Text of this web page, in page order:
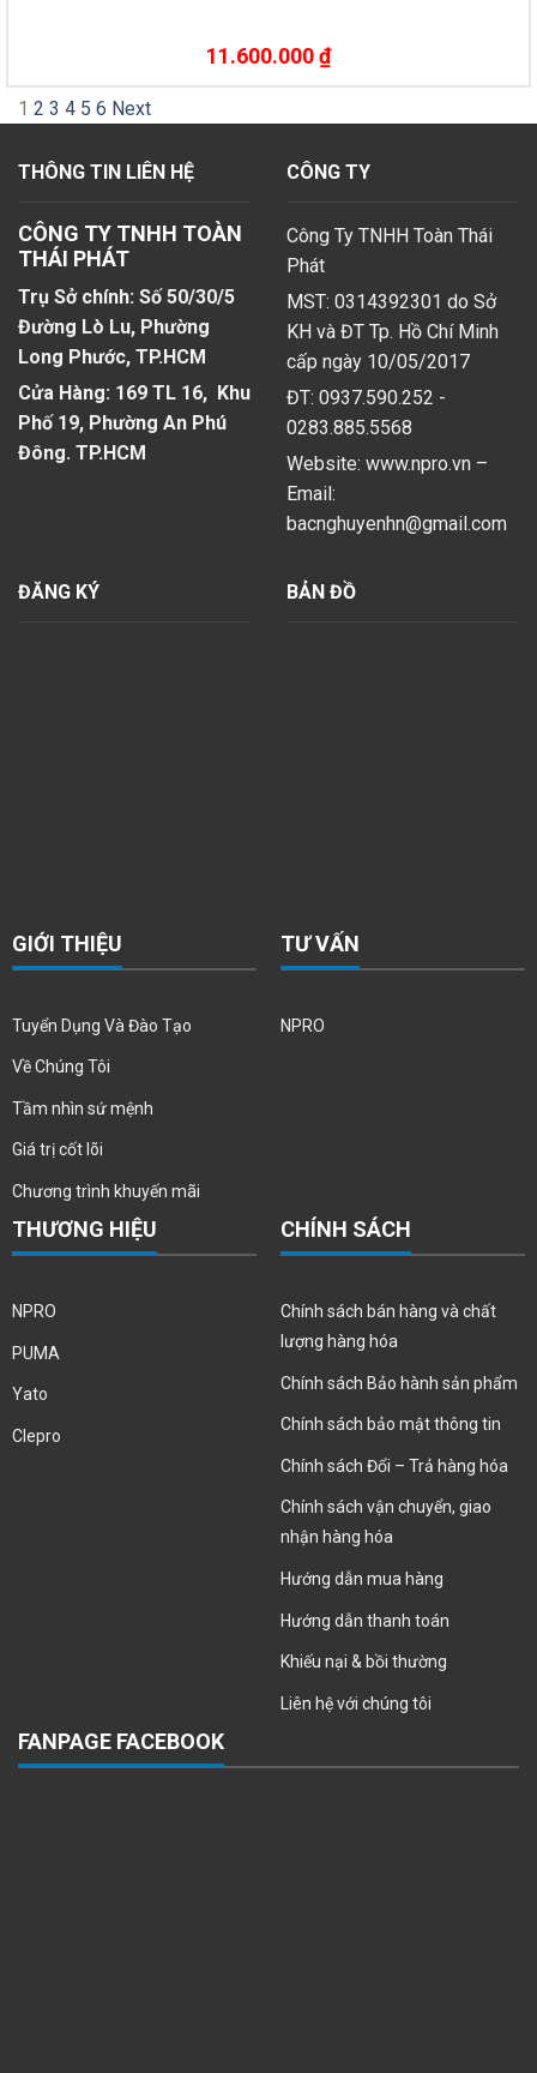
11.600.000 ₫
1 2 3 4 5 6 Next
THÔNG TIN LIÊN HỆ
CÔNG TY TNHH TOÀN
THÁI PHÁT
Trụ Sở chính: Số 50/30/5
Đường Lò Lu, Phường
Long Phước, TP.HCM
Cửa Hàng: 169 TL 16, Khu
Phố 19, Phường An Phú
Đông. TP.HCM
CÔNG TY
Công Ty TNHH Toàn Thái
Phát
MST: 0314392301 do Sở
KH và ĐT Tp. Hồ Chí Minh
cấp ngày 10/05/2017
ĐT: 0937.590.252 -
0283.885.5568
Website: www.npro.vn –
Email:
bacnghuyenhn@gmail.com
ĐĂNG KÝ BẢN ĐỒ
GIỚI THIỆU
Tuyển Dụng Và Đào Tạo
Về Chúng Tôi
Tầm nhìn sứ mệnh
Giá trị cốt lõi
Chương trình khuyến mãi
TƯ VẤN
NPRO
THƯƠNG HIỆU
NPRO
PUMA
Yato
Clepro
CHÍNH SÁCH
Chính sách bán hàng và chất
lượng hàng hóa
Chính sách Bảo hành sản phẩm
Chính sách bảo mật thông tin
Chính sách Đổi – Trả hàng hóa
Chính sách vận chuyển, giao
nhận hàng hóa
Hướng dẫn mua hàng
Hướng dẫn thanh toán
Khiếu nại & bồi thường
Liên hệ với chúng tôi
FANPAGE FACEBOOK